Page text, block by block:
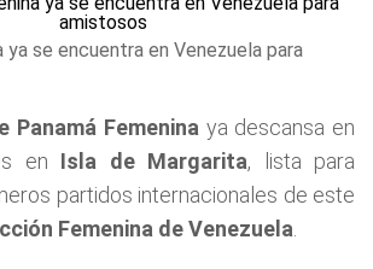
ya se encuentra en Venezuela para
Panamá Femenina ya descansa en
en Isla de Margarita, lista para
partidos internacionales de este
Femenina de Venezuela